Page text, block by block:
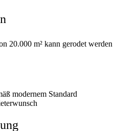
20.000 m² kann gerodet werden
modernem Standard